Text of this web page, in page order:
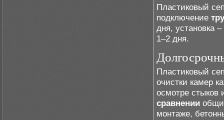
Пластиковый
подключение
дня, установка
1–2 дня.
Пластиковый
очистки камер
осмотре стыков
сравнении
монтаже,